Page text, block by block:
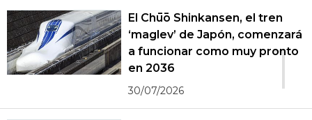
1
El Chūō Shinkansen, el tren
‘maglev’ de Japón, comenzará
a funcionar como muy pronto
en 2036
30/07/2026